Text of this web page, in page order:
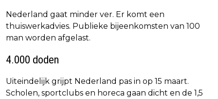
Nederland gaat minder ver. Er komt een
thuiswerkadvies. Publieke bijeenkomsten van 100
man worden afgelast.
4.000 doden
Uiteindelijk grijpt Nederland pas in op 15 maart.
Scholen, sportclubs en horeca gaan dicht en de 1,5